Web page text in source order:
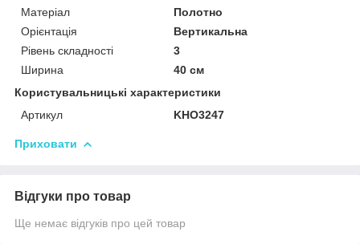
Матеріал
Полотно
Орієнтація
Вертикальна
Рівень складності
3
Ширина
40 см
Користувальницькі характеристики
Артикул
KHO3247
Приховати
Відгуки про товар
Ще немає відгуків про цей товар